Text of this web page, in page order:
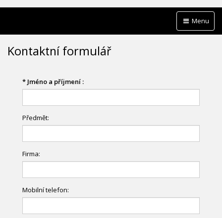
Menu
Kontaktní formulář
* Jméno a příjmení :
Předmět:
Firma:
Mobilní telefon: